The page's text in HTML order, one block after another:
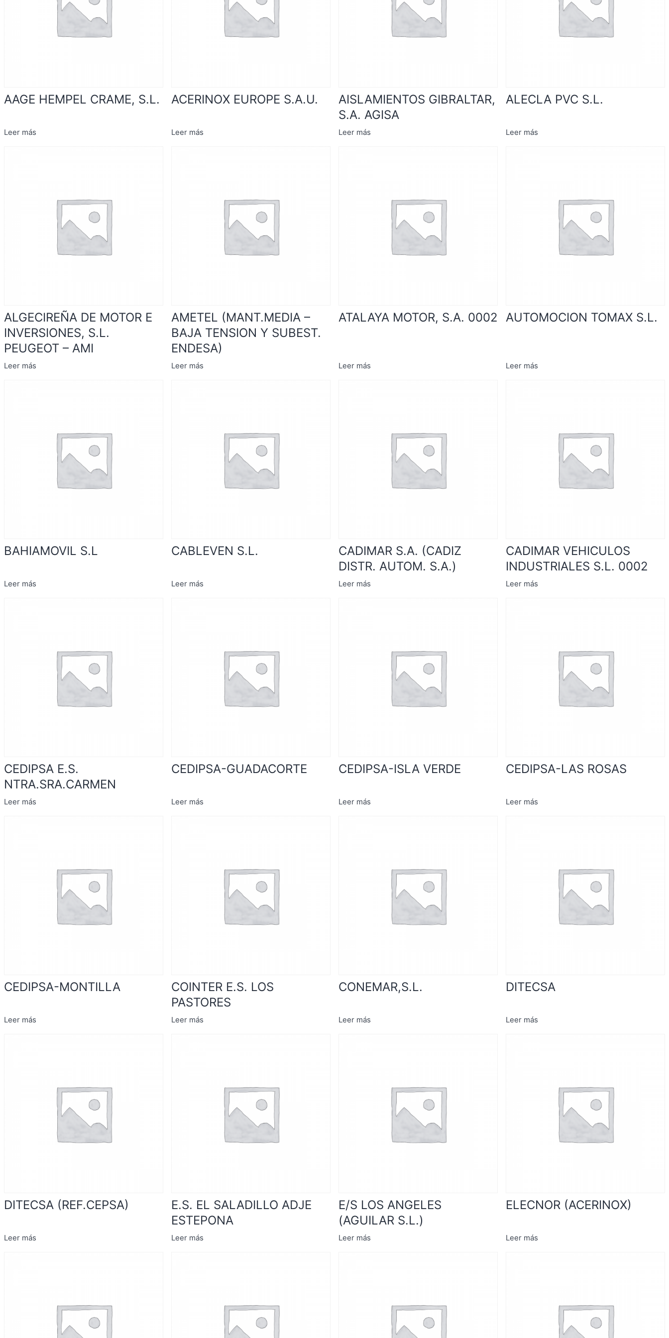
AAGE HEMPEL CRAME, S.L.
Leer más
ACERINOX EUROPE S.A.U.
Leer más
AISLAMIENTOS GIBRALTAR,
S.A. AGISA
Leer más
ALECLA PVC S.L.
Leer más
ALGECIREÑA DE MOTOR E
INVERSIONES, S.L.
PEUGEOT – AMI
Leer más
AMETEL (MANT.MEDIA –
BAJA TENSION Y SUBEST.
ENDESA)
Leer más
ATALAYA MOTOR, S.A. 0002
Leer más
AUTOMOCION TOMAX S.L.
Leer más
BAHIAMOVIL S.L
Leer más
CABLEVEN S.L.
Leer más
CADIMAR S.A. (CADIZ
DISTR. AUTOM. S.A.)
Leer más
CADIMAR VEHICULOS
INDUSTRIALES S.L. 0002
Leer más
CEDIPSA E.S.
NTRA.SRA.CARMEN
Leer más
CEDIPSA-GUADACORTE
Leer más
CEDIPSA-ISLA VERDE
Leer más
CEDIPSA-LAS ROSAS
Leer más
CEDIPSA-MONTILLA
Leer más
COINTER E.S. LOS
PASTORES
Leer más
CONEMAR,S.L.
Leer más
DITECSA
Leer más
DITECSA (REF.CEPSA)
Leer más
E.S. EL SALADILLO ADJE
ESTEPONA
Leer más
E/S LOS ANGELES
(AGUILAR S.L.)
Leer más
ELECNOR (ACERINOX)
Leer más